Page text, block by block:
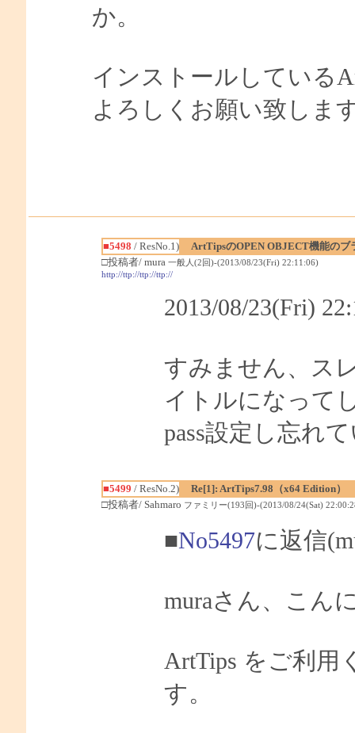
か。
インストールしている
よろしくお願い致しま
■5498 / ResNo.1)
ArtTipsのOPEN OBJECT機能のブ
□投稿者/ mura 一般人(2回)-(2013/08/23(Fri) 22:11:06)
http://ttp://ttp://ttp://
2013/08/23(Fri)
すみません、ス
イトルになって
pass設定し忘れ
■5499 / ResNo.2)
Re[1]: ArtTips7.98（x64 Edition）
□投稿者/ Sahmaro ファミリー(193回)-(2013/08/24(Sat)
■No5497に返信
muraさん、こん
ArtTips をご利用
す。